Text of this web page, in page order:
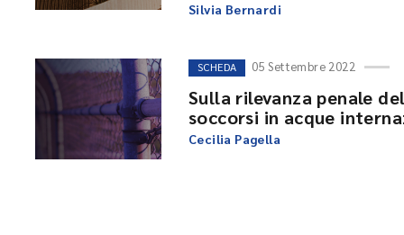
Silvia Bernardi
SCHEDA 05 Settembre 2022
Sulla rilevanza penale
soccorsi in acque
Cecilia Pagella